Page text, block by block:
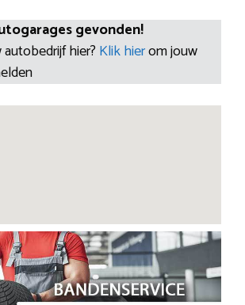
gevonden!
hier? Klik hierom jouw